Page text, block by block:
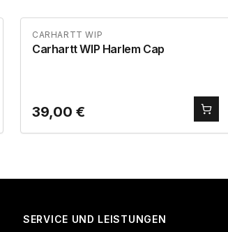
CARHARTT WIP
Carhartt WIP Harlem Cap
39,00 €
SERVICE UND LEISTUNGEN